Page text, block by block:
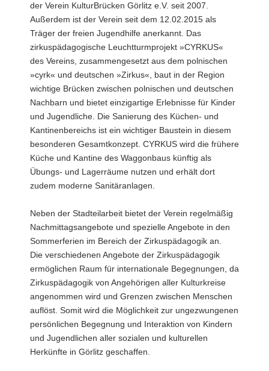
der Verein KulturBrücken Görlitz e.V. seit 2007.
Außerdem ist der Verein seit dem 12.02.2015 als
Träger der freien Jugendhilfe anerkannt. Das
zirkuspädagogische Leuchtturmprojekt »CYRKUS«
des Vereins, zusammengesetzt aus dem polnischen
»cyrk« und deutschen »Zirkus«, baut in der Region
wichtige Brücken zwischen polnischen und deutschen
Nachbarn und bietet einzigartige Erlebnisse für Kinder
und Jugendliche. Die Sanierung des Küchen- und
Kantinenbereichs ist ein wichtiger Baustein in diesem
besonderen Gesamtkonzept. CYRKUS wird die frühere
Küche und Kantine des Waggonbaus künftig als
Übungs- und Lagerräume nutzen und erhält dort
zudem moderne Sanitäranlagen.
Neben der Stadteilarbeit bietet der Verein regelmäßig
Nachmittagsangebote und spezielle Angebote in den
Sommerferien im Bereich der Zirkuspädagogik an.
Die verschiedenen Angebote der Zirkuspädagogik
ermöglichen Raum für internationale Begegnungen, da
Zirkuspädagogik von Angehörigen aller Kulturkreise
angenommen wird und Grenzen zwischen Menschen
auflöst. Somit wird die Möglichkeit zur ungezwungenen
persönlichen Begegnung und Interaktion von Kindern
und Jugendlichen aller sozialen und kulturellen
Herkünfte in Görlitz geschaffen.